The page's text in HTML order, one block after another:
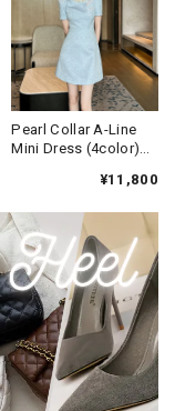
Pearl Collar A-Line
Mini Dress (4color)
¥11,800